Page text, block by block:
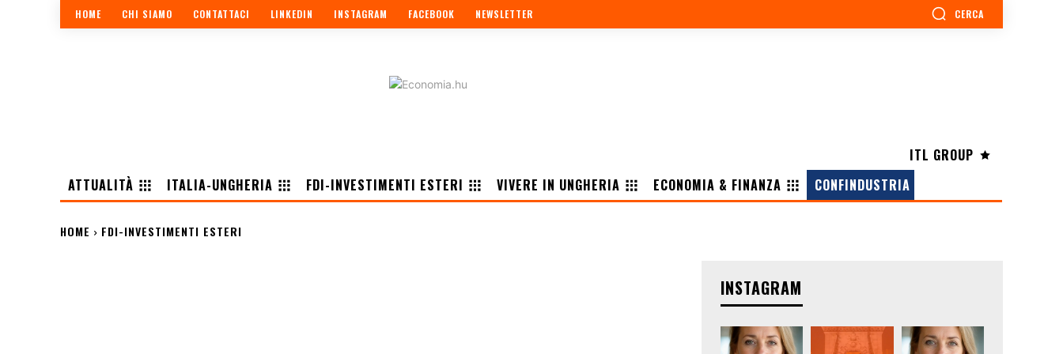
HOME CHI SIAMO CONTATTACI LINKEDIN INSTAGRAM FACEBOOK NEWSLETTER CERCA
ITL GROUP
ATTUALITÀ
ITALIA-UNGHERIA FDI-INVESTIMENTI ESTERI VIVERE IN UNGHERIA ECONOMIA & FINANZA CONFINDUSTRIA
HOME FDI-INVESTIMENTI ESTERI
INSTAGRAM